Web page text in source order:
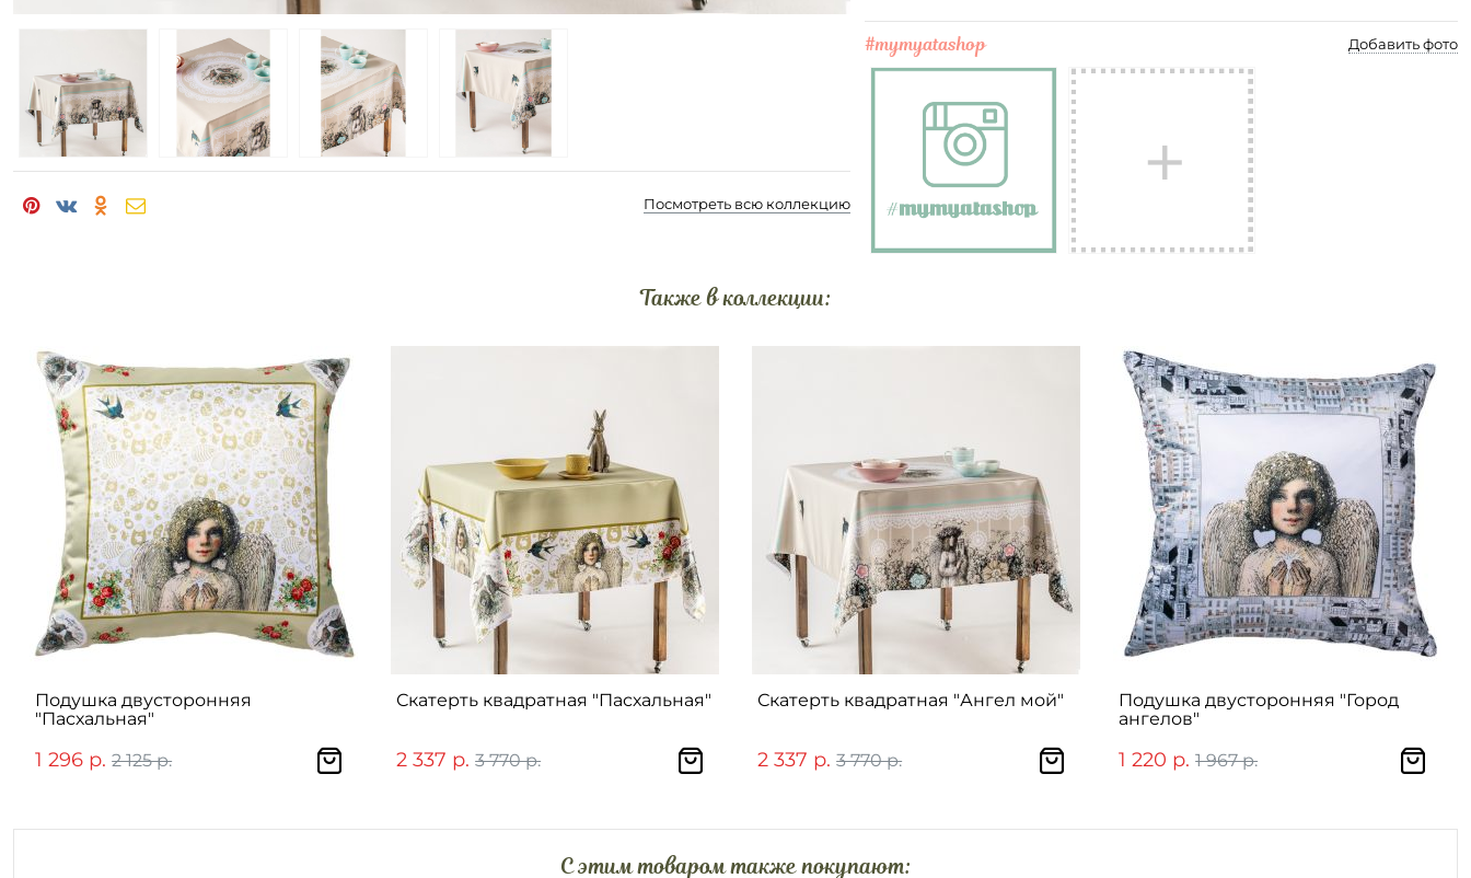
Посмотреть всю коллекцию
#mymyatashop Добавить фото
Также в коллекции:
Подушка двусторонняя
"Пасхальная"
1 296 р. 2 125 р.
Скатерть квадратная "Пасхальная"
2 337 р. 3 770 р.
Скатерть квадратная "Ангел мой"
2 337 р. 3 770 р.
Подушка двусторонняя "Город
ангелов"
1 220 р. 1 967 р.
C этим товаром также покупают: